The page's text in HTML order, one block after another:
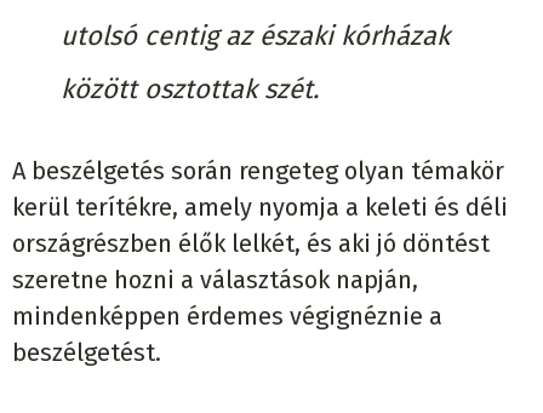
utolsó centig az északi kórházak
között osztottak szét.
A beszélgetés során rengeteg olyan témakör
kerül terítékre, amely nyomja a keleti és déli
országrészben élők lelkét, és aki jó döntést
szeretne hozni a választások napján,
mindenképpen érdemes végignéznie a
beszélgetést.